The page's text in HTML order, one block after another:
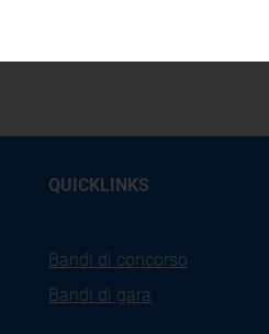
e costi, in
QUICKLINKS
Bandi di concorso
Bandi di gara